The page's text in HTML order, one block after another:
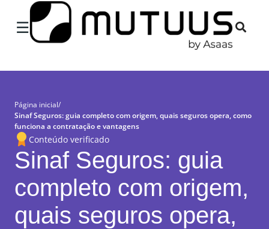
☰
Página inicial/
Sinaf Seguros: guia completo com origem, quais seguros opera, como
funciona a contratação e vantagens
Conteúdo verificado
Sinaf Seguros: guia
completo com origem,
quais seguros opera,